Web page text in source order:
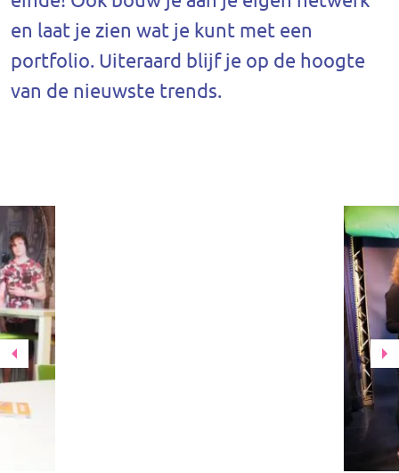
en laat je zien wat je kunt met een
portfolio. Uiteraard blijf je op de hoogte
van de nieuwste trends.